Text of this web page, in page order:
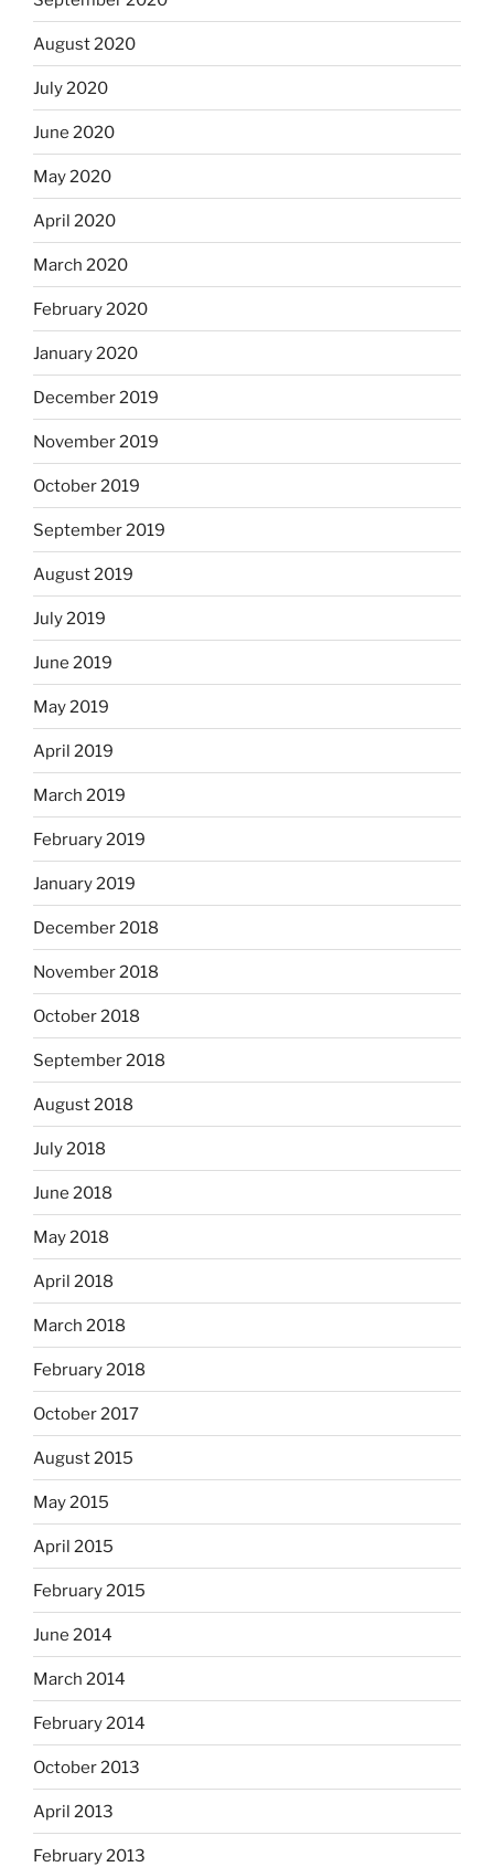
August 2020
July 2020
June 2020
May 2020
April 2020
March 2020
February 2020
January 2020
December 2019
November 2019
October 2019
September 2019
August 2019
July 2019
June 2019
May 2019
April 2019
March 2019
February 2019
January 2019
December 2018
November 2018
October 2018
September 2018
August 2018
July 2018
June 2018
May 2018
April 2018
March 2018
February 2018
October 2017
August 2015
May 2015
April 2015
February 2015
June 2014
March 2014
February 2014
October 2013
April 2013
February 2013